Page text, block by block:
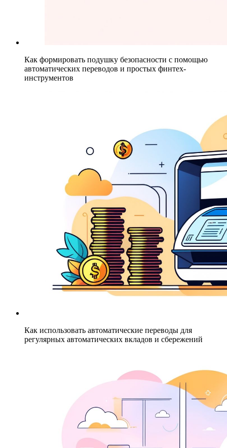
Как формировать подушку безопасности с помощью
автоматических переводов и простых финтех-
инструментов
Как использовать автоматические переводы для
регулярных автоматических вкладов и сбережений